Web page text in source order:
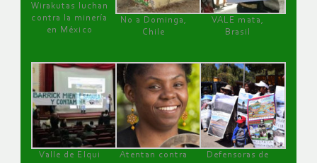
Wirakutas luchan
contra la minería
en México
No a Dominga,
Chile
VALE mata,
Brasil
Valle de Elqui
Atentan contra
Defensoras de